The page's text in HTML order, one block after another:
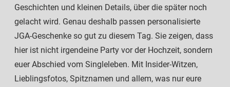
Geschichten und kleinen Details, über die später noch
gelacht wird. Genau deshalb passen personalisierte
JGA-Geschenke so gut zu diesem Tag. Sie zeigen, dass
hier ist nicht irgendeine Party vor der Hochzeit, sondern
euer Abschied vom Singleleben. Mit Insider-Witzen,
Lieblingsfotos, Spitznamen und allem, was nur eure